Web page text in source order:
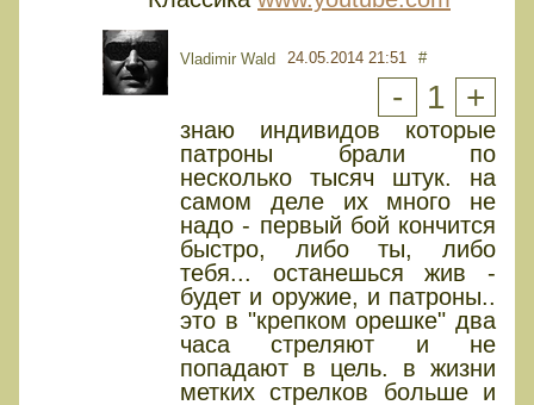
Vladimir Wald 24.05.2014 21:51 #
- 1 +
знаю индивидов которые
патроны брали по
несколько тысяч штук. на
самом деле их много не
надо - первый бой кончится
быстро, либо ты, либо
тебя... останешься жив -
будет и оружие, и патроны..
это в "крепком орешке" два
часа стреляют и не
попадают в цель. в жизни
метких стрелков больше и